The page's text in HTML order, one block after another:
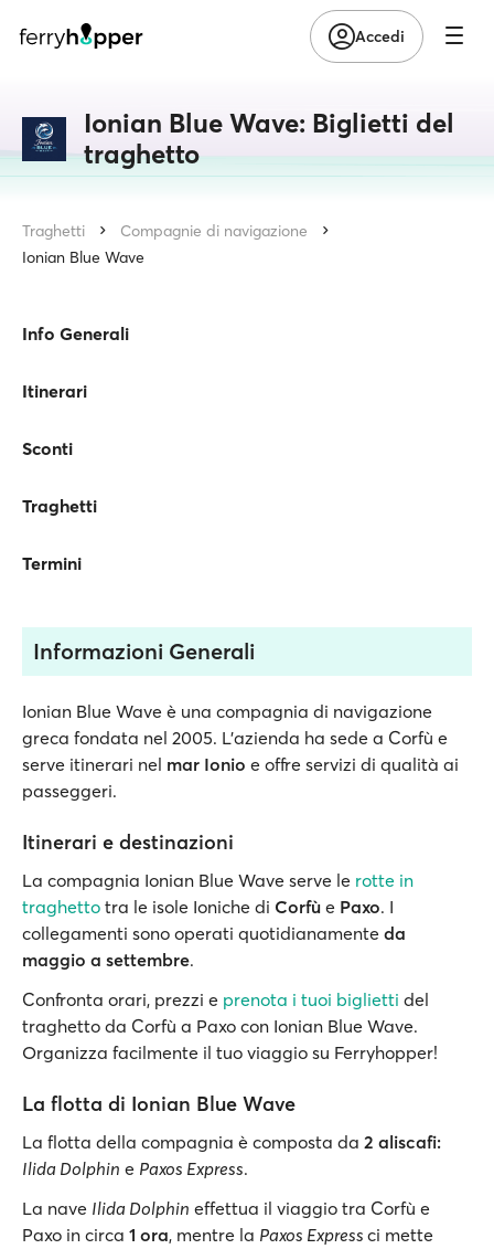
Accedi
Ionian Blue Wave: Biglietti del
traghetto
Traghetti
Compagnie di navigazione
Ionian Blue Wave
Info Generali
Itinerari
Sconti
Traghetti
Termini
Informazioni Generali
Ionian Blue Wave è una compagnia di navigazione
greca fondata nel 2005. L’azienda ha sede a Corfù e
serve itinerari nel mar Ionio e offre servizi di qualità ai
passeggeri.
Itinerari e destinazioni
La compagnia Ionian Blue Wave serve le rotte in
traghetto tra le isole Ioniche di Corfù e Paxo. I
collegamenti sono operati quotidianamente da
maggio a settembre.
Confronta orari, prezzi e prenota i tuoi biglietti del
traghetto da Corfù a Paxo con Ionian Blue Wave.
Organizza facilmente il tuo viaggio su Ferryhopper!
La flotta di Ionian Blue Wave
La flotta della compagnia è composta da 2 aliscafi:
Ilida Dolphin e Paxos Express.
La nave Ilida Dolphin effettua il viaggio tra Corfù e
Paxo in circa 1 ora, mentre la Paxos Express ci mette